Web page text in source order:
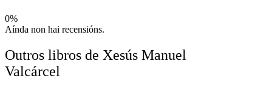
0%
Aínda non hai recensións.
Outros libros de Xesús Manuel
Valcárcel